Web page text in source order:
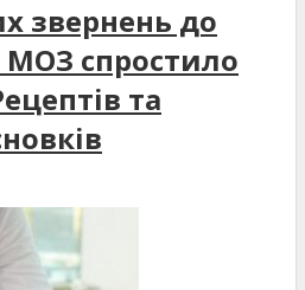
звернень до
МОЗ спростило
та